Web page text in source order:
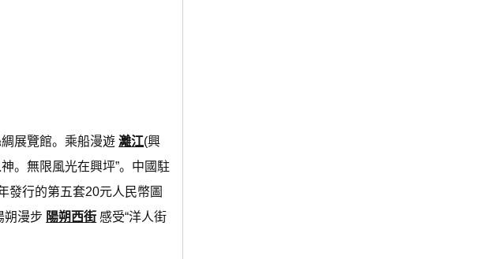
展覽館。乘船漫遊灕江(興
。無限風光在興坪”。中國駐
發行的第五套20元人民幣圖
朔漫步 陽朔西街 感受“洋人街